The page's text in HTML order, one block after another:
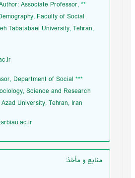
**
Associate Professor,
Faculty of Social
Tabatabaei University, Tehran,
***
Department of Social
Science and Research
University, Tehran, Iran.
منابع و مأخذ: